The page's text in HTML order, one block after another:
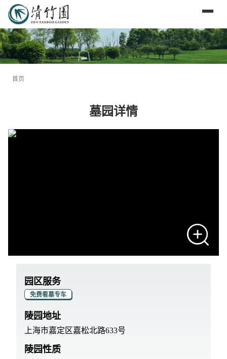
首页
墓园详情
园区服务
免费看墓专车
陵园地址
上海市嘉定区嘉松北路633号
陵园性质